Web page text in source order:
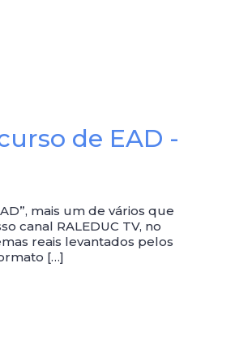
de EAD -
mais um de vários que
canal RALEDUC TV, no
reais levantados pelos
[…]